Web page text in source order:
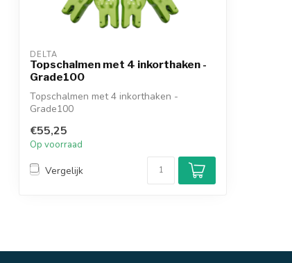
DELTA
Topschalmen met 4 inkorthaken -
Grade100
Topschalmen met 4 inkorthaken -
Grade100
€55,25
Op voorraad
Vergelijk